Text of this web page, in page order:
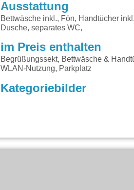
Ausstattung
Bettwäsche inkl., Fön, Handtücher
Dusche, separates WC,
im Preis enthalten
Begrüßungssekt, Bettwäsche &
WLAN-Nutzung, Parkplatz
Kategoriebilder